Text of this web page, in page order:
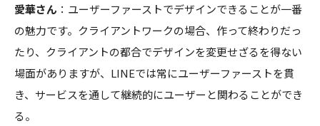
愛華さん ：ユーザーファーストでデザインできることが一番
の魅力です。クライアントワークの場合、作って終わりだっ
たり、クライアントの都合でデザインを変更せざるを得ない
場面がありますが、LINEでは常にユーザーファーストを貫
き、サービスを通して継続的にユーザーと関わることができ
る。